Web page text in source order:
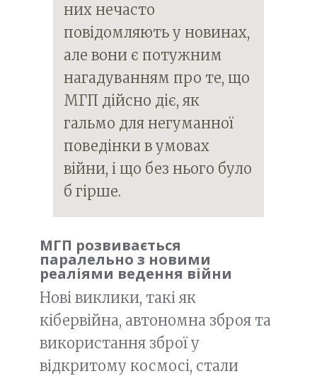
них нечасто
повідомляють у новинах,
але вони є потужним
нагадуванням про те, що
МГП дійсно діє, як
гальмо для негуманної
поведінки в умовах
війни, і що без нього було
б гірше.
МГП розвивається
паралельно з новими
реаліями ведення війни
Нові виклики, такі як
кібервійна, автономна зброя та
використання зброї у
відкритому космосі, стали